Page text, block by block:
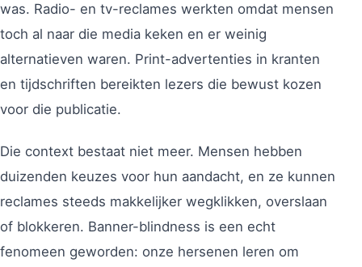
was. Radio- en tv-reclames werkten omdat mensen
toch al naar die media keken en er weinig
alternatieven waren. Print-advertenties in kranten
en tijdschriften bereikten lezers die bewust kozen
voor die publicatie.
Die context bestaat niet meer. Mensen hebben
duizenden keuzes voor hun aandacht, en ze kunnen
reclames steeds makkelijker wegklikken, overslaan
of blokkeren. Banner-blindness is een echt
fenomeen geworden: onze hersenen leren om